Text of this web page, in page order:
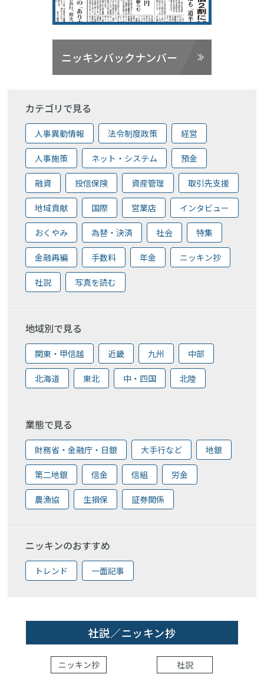
ニッキンバックナンバー
カテゴリで見る
人事異動情報 法令制度政策 経営
人事施策 ネット・システム 預金
融資 投信保険 資産管理 取引先支援
地域貢献 国際 営業店 インタビュー
おくやみ 為替・決済 社会 特集
金融再編 手数料 年金 ニッキン抄
社説 写真を読む
地域別で見る
関東・甲信越 近畿 九州 中部
北海道 東北 中・四国 北陸
業態で見る
財務省・金融庁・日銀 大手行など 地銀
第二地銀 信金 信組 労金
農漁協 生損保 証券関係
ニッキンのおすすめ
トレンド 一面記事
社説／ニッキン抄
ニッキン抄 社説